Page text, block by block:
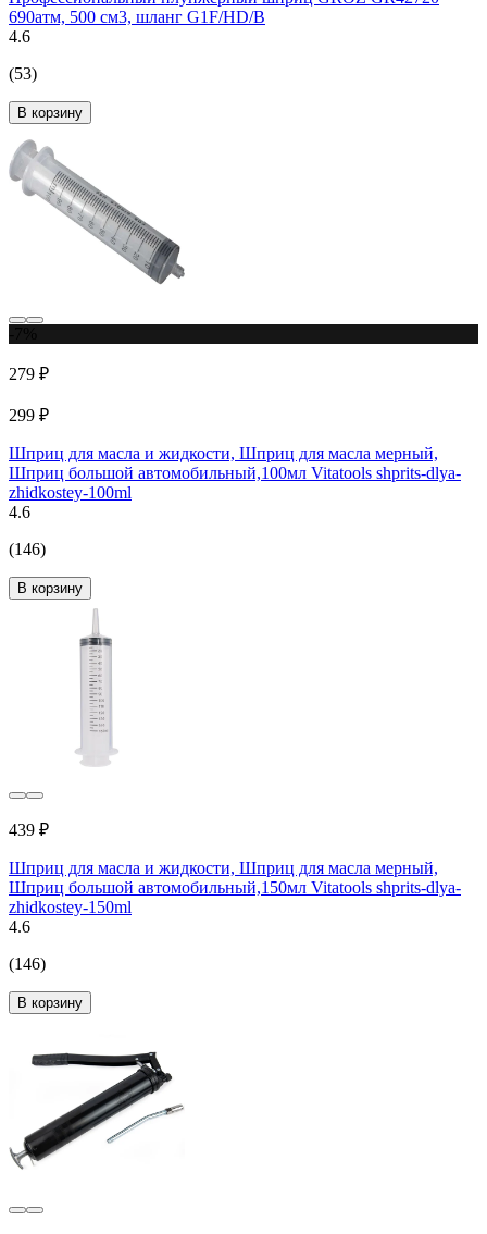
690атм, 500 см3, шланг G1F/HD/B
4.6
(53)
В корзину
279 ₽
299 ₽
Шприц для масла и жидкости, Шприц для масла мерный,
Шприц большой автомобильный,100мл Vitatools shprits-dlya-
zhidkostey-100ml
4.6
(146)
В корзину
439 ₽
Шприц для масла и жидкости, Шприц для масла мерный,
Шприц большой автомобильный,150мл Vitatools shprits-dlya-
zhidkostey-150ml
4.6
(146)
В корзину